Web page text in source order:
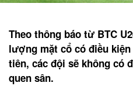
Theo thông báo từ BTC
lượng mặt cổ có điều
tiên, các đội sẽ không có
quen sân.